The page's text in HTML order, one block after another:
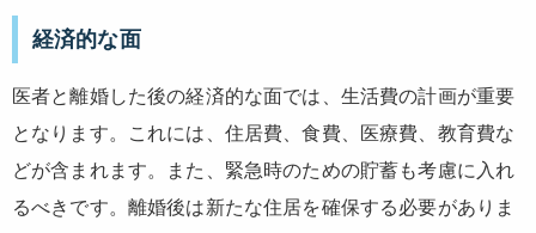
経済的な面
医者と離婚した後の経済的な面では、生活費の計画が重要
となります。これには、住居費、食費、医療費、教育費な
どが含まれます。また、緊急時のための貯蓄も考慮に入れ
るべきです。離婚後は新たな住居を確保する必要がありま